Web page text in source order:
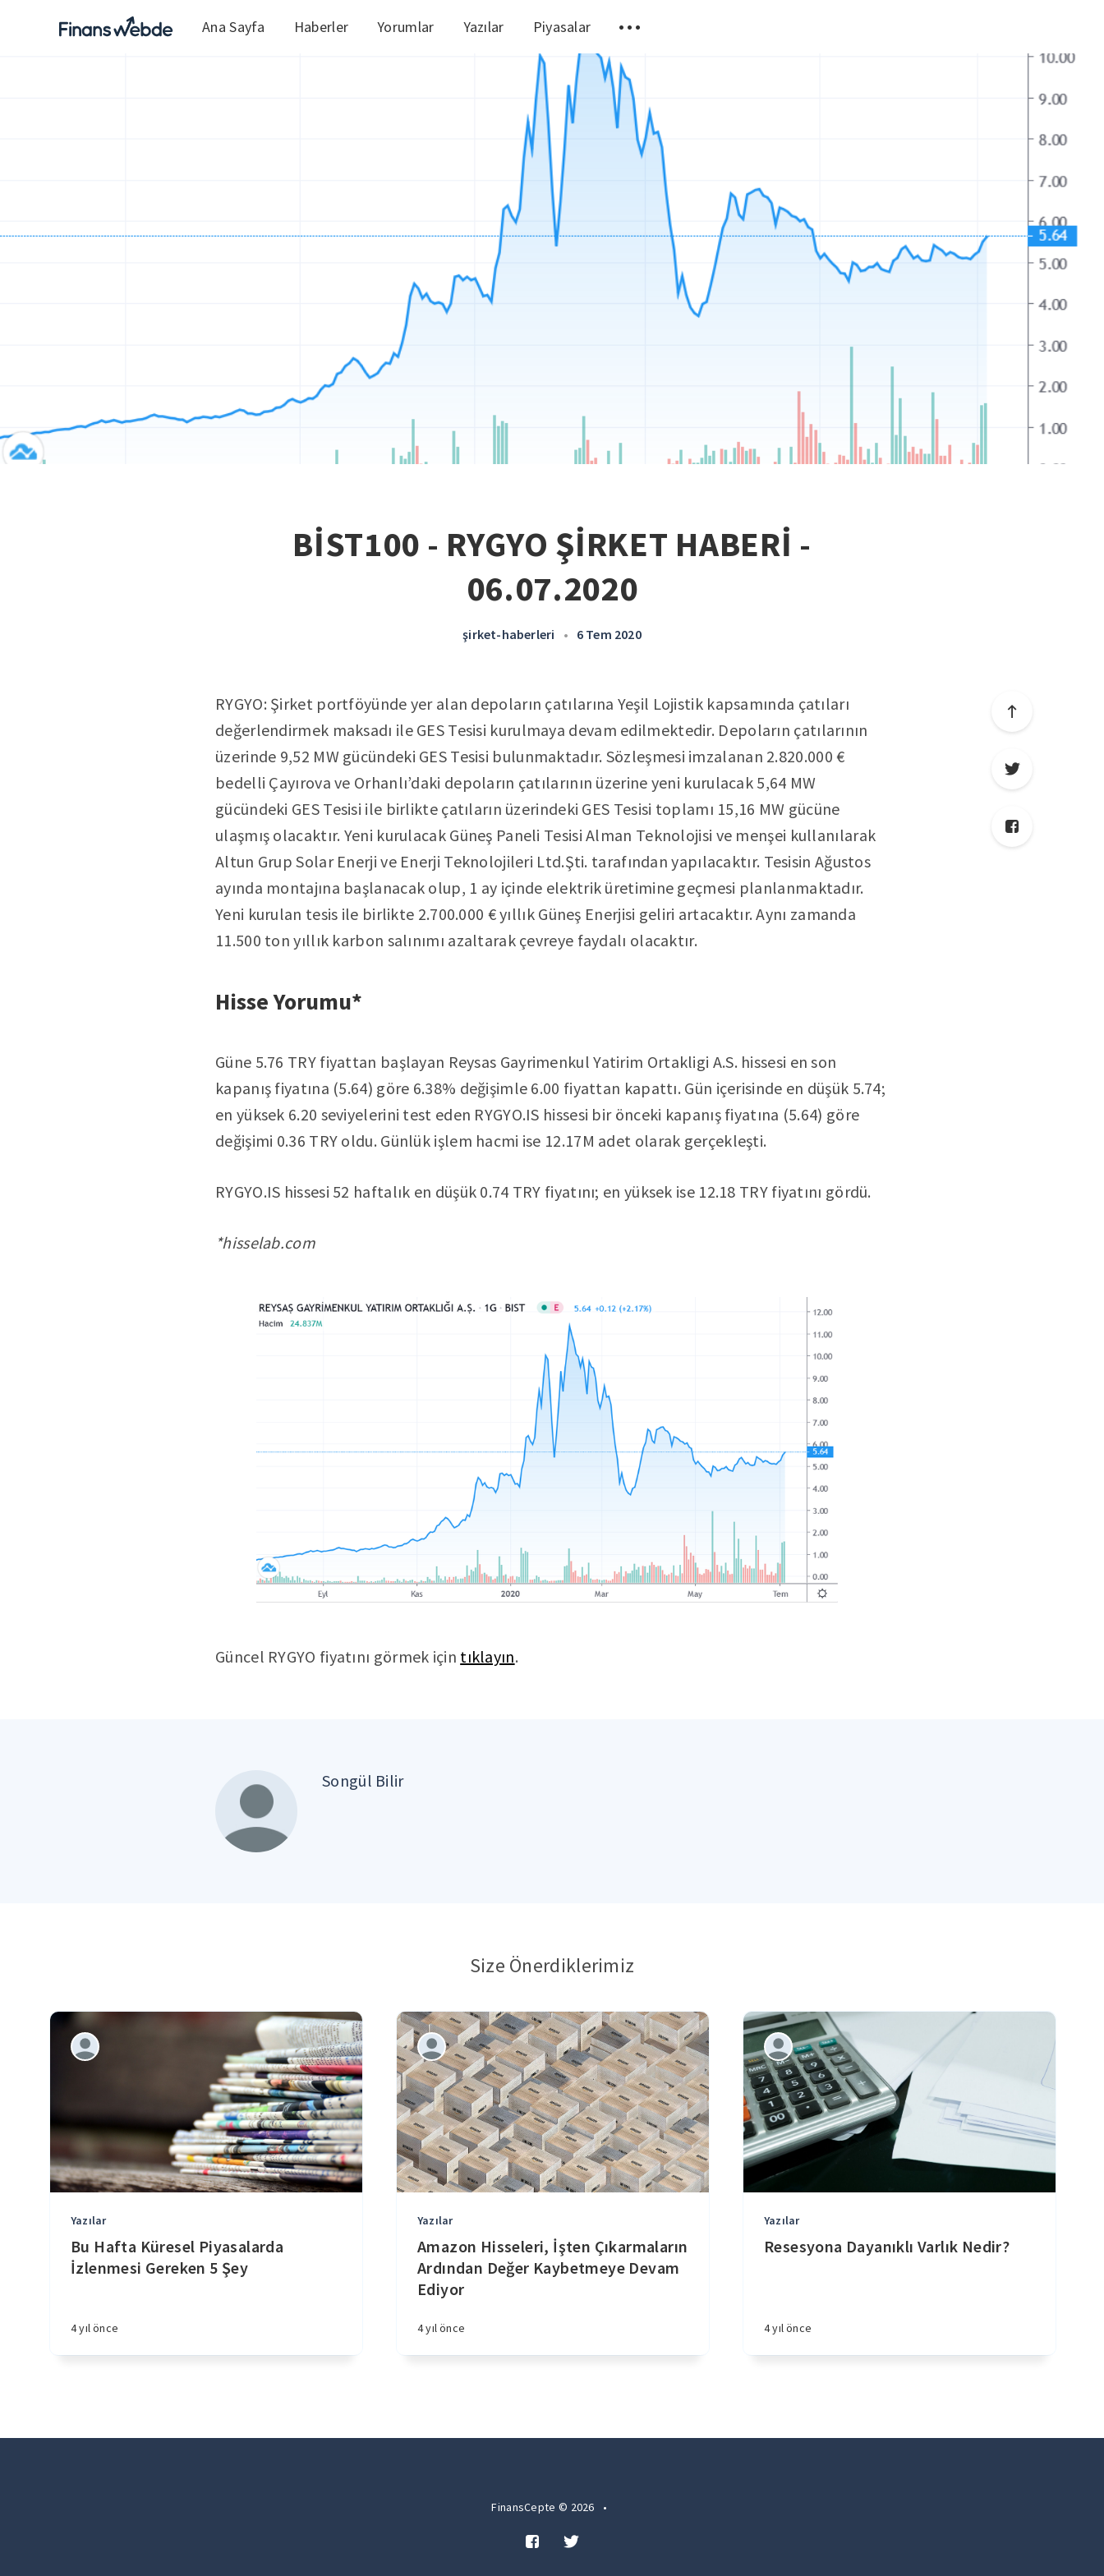
Ana Sayfa Haberler Yorumlar Yazılar Piyasalar
BİST100 - RYGYO ŞİRKET HABERİ -
06.07.2020
şirket-haberleri • 6 Tem 2020
RYGYO: Şirket portföyünde yer alan depoların çatılarına Yeşil Lojistik kapsamında çatıları
değerlendirmek maksadı ile GES Tesisi kurulmaya devam edilmektedir. Depoların çatılarının
üzerinde 9,52 MW gücündeki GES Tesisi bulunmaktadır. Sözleşmesi imzalanan 2.820.000 €
bedelli Çayırova ve Orhanlı’daki depoların çatılarının üzerine yeni kurulacak 5,64 MW
gücündeki GES Tesisi ile birlikte çatıların üzerindeki GES Tesisi toplamı 15,16 MW gücüne
ulaşmış olacaktır. Yeni kurulacak Güneş Paneli Tesisi Alman Teknolojisi ve menşei kullanılarak
Altun Grup Solar Enerji ve Enerji Teknolojileri Ltd.Şti. tarafından yapılacaktır. Tesisin Ağustos
ayında montajına başlanacak olup, 1 ay içinde elektrik üretimine geçmesi planlanmaktadır.
Yeni kurulan tesis ile birlikte 2.700.000 € yıllık Güneş Enerjisi geliri artacaktır. Aynı zamanda
11.500 ton yıllık karbon salınımı azaltarak çevreye faydalı olacaktır.
Hisse Yorumu*
Güne 5.76 TRY fiyattan başlayan Reysas Gayrimenkul Yatirim Ortakligi A.S. hissesi en son
kapanış fiyatına (5.64) göre 6.38% değişimle 6.00 fiyattan kapattı. Gün içerisinde en düşük 5.74;
en yüksek 6.20 seviyelerini test eden RYGYO.IS hissesi bir önceki kapanış fiyatına (5.64) göre
değişimi 0.36 TRY oldu. Günlük işlem hacmi ise 12.17M adet olarak gerçekleşti.
RYGYO.IS hissesi 52 haftalık en düşük 0.74 TRY fiyatını; en yüksek ise 12.18 TRY fiyatını gördü.
*hisselab.com
Güncel RYGYO fiyatını görmek için tıklayın.
Songül Bilir
Size Önerdiklerimiz
Yazılar
Bu Hafta Küresel Piyasalarda
İzlenmesi Gereken 5 Şey
4 yıl önce
Yazılar
Amazon Hisseleri, İşten Çıkarmaların
Ardından Değer Kaybetmeye Devam
Ediyor
4 yıl önce
Yazılar
Resesyona Dayanıklı Varlık Nedir?
4 yıl önce
FinansCepte © 2026 •